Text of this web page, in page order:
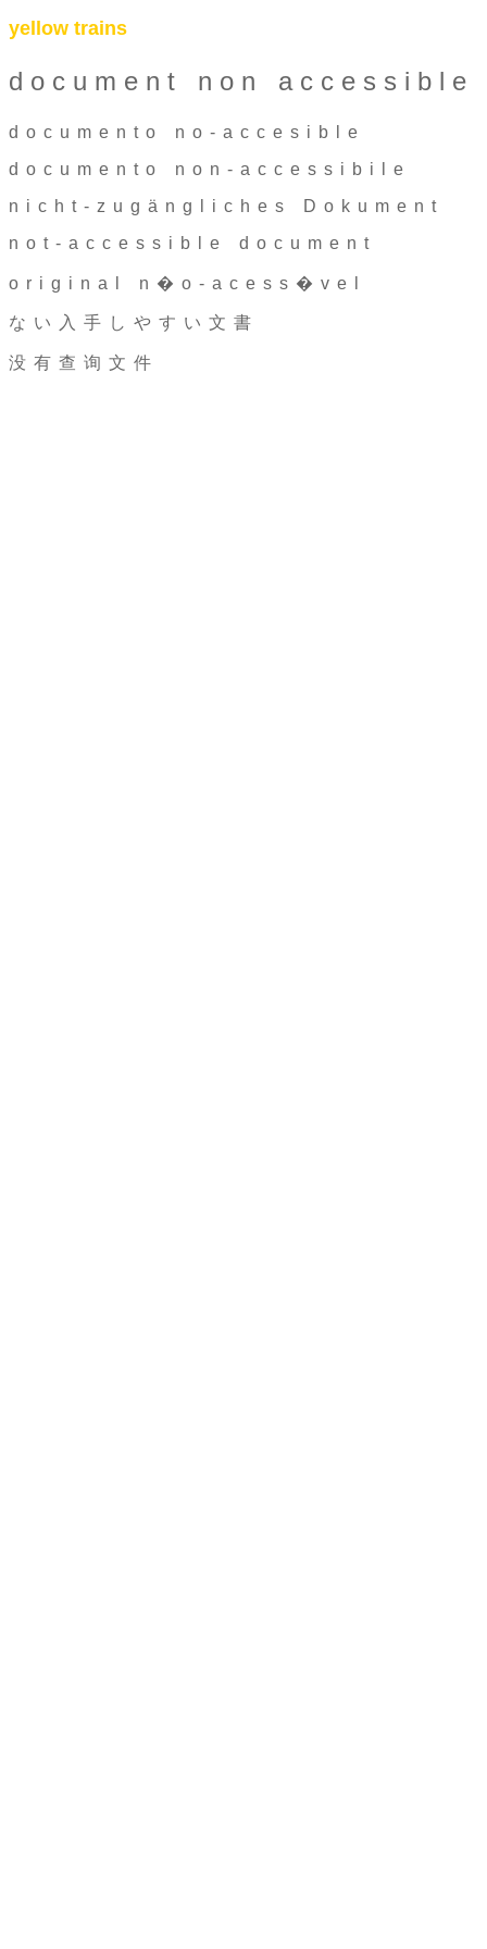
yellow trains
document non accessible
documento no-accesible
documento non-accessibile
nicht-zugängliches Dokument
not-accessible document
original n�o-acess�vel
ない入手しやすい文書
没有查询文件